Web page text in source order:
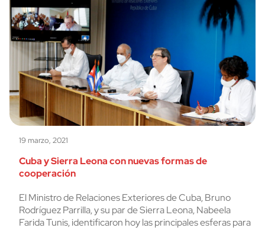
19 marzo, 2021
Cuba y Sierra Leona con nuevas formas de
cooperación
El Ministro de Relaciones Exteriores de Cuba, Bruno
Rodríguez Parrilla, y su par de Sierra Leona, Nabeela
Farida Tunis, identificaron hoy las principales esferas para